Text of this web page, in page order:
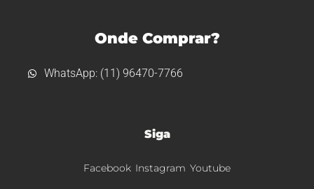
Onde Comprar?
WhatsApp: (11) 96470-7766
Siga
Facebook Instagram Youtube